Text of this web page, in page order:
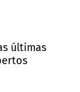
últimas